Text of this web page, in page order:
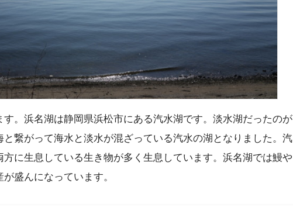
。浜名湖は静岡県浜松市にある汽水湖です。淡水湖だったのが
繋がって海水と淡水が混ざっている汽水の湖となりました。汽
に生息している生き物が多く生息しています。浜名湖では鰻や
盛んになっています。